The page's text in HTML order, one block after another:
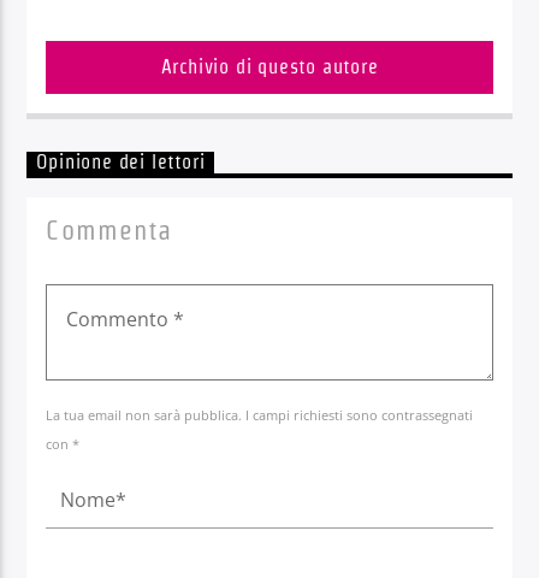
Archivio di questo autore
Opinione dei lettori
Commenta
La tua email non sarà pubblica. I campi richiesti sono contrassegnati
con *